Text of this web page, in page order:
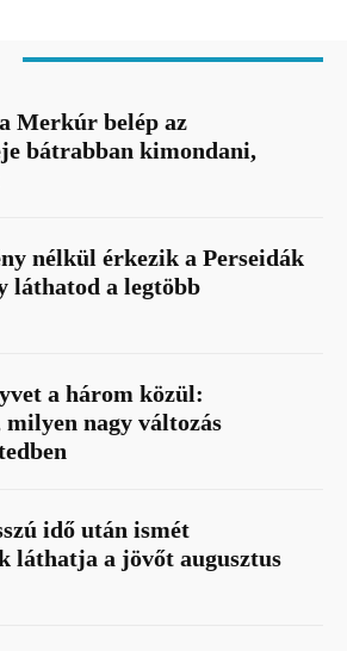
Merkúr belép az
bátrabban kimondani,
nélkül érkezik a Perseidák
láthatod a legtöbb
a három közül:
nagy változás
idő után ismét
láthatja a jövőt augusztus